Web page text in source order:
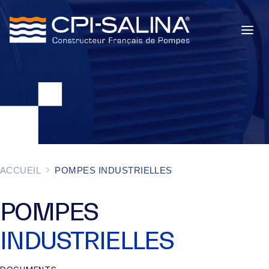
SERVICES
À PROPOS
ACCUEIL POMPES INDUSTRIELLES
POMPES
INDUSTRIELLES